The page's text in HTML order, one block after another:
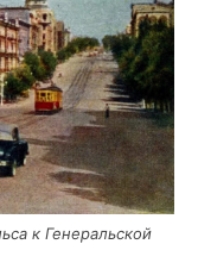
к Гене­раль­ской